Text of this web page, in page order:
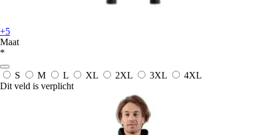
+5
Maat
*
S M L XL 2XL 3XL
4XL
Dit veld is verplicht